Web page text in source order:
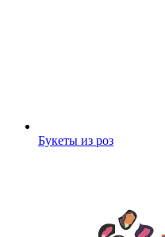
Букеты из роз